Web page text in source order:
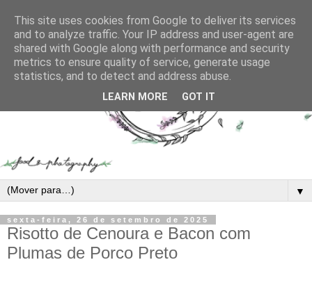
▼
sexta-feira, 26 de setembro de 2025
Risotto de Cenoura e Bacon com
Plumas de Porco Preto
This site uses cookies from Google to deliver its services
and to analyze traffic. Your IP address and user-agent are
shared with Google along with performance and security
metrics to ensure quality of service, generate usage
statistics, and to detect and address abuse.
LEARN MORE GOT IT